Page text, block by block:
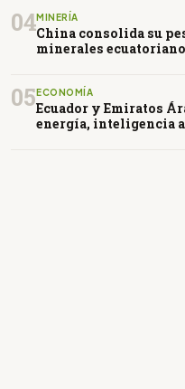
04MINERÍA
China consolida su
minerales
05ECONOMÍA
Ecuador y Emiratos
energía, inteligencia